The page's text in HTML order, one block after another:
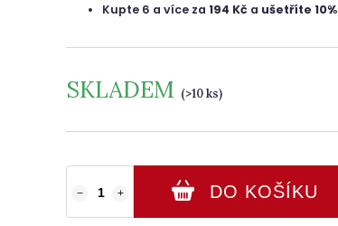
Kupte 6 a více za 194 Kč a ušetříte 10%
SKLADEM (>10 ks)
+
− DO KOŠÍKU